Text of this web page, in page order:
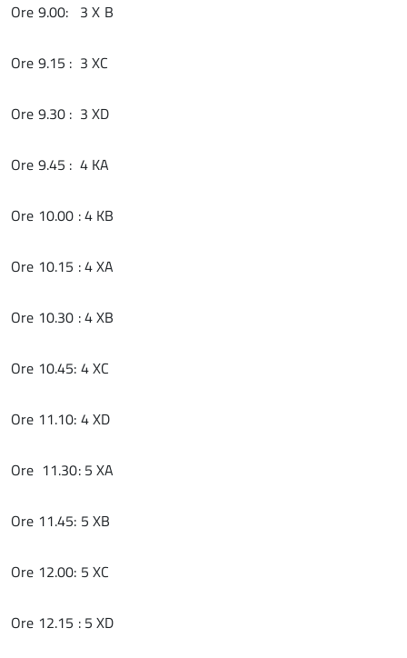
Ore 9.00: 3 X B
Ore 9.15 : 3 XC
Ore 9.30 : 3 XD
Ore 9.45 : 4 KA
Ore 10.00 : 4 KB
Ore 10.15 : 4 XA
Ore 10.30 : 4 XB
Ore 10.45: 4 XC
Ore 11.10: 4 XD
Ore 11.30: 5 XA
Ore 11.45: 5 XB
Ore 12.00: 5 XC
Ore 12.15 : 5 XD